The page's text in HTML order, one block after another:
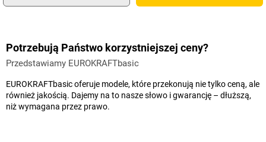
Potrzebują Państwo korzystniejszej ceny?
Przedstawiamy EUROKRAFTbasic
EUROKRAFTbasic oferuje modele, które przekonują nie tylko ceną, ale
również jakością. Dajemy na to nasze słowo i gwarancję – dłuższą,
niż wymagana przez prawo.